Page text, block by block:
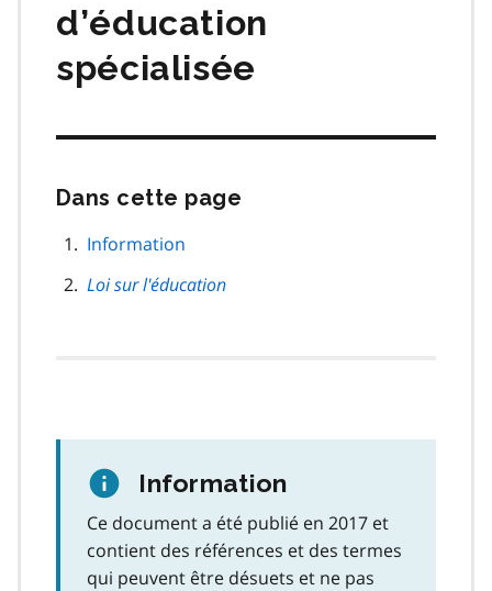
d’éducation
spécialisée
Dans cette page
Information
Loi sur l'éducation
Information
Ce document a été publié en 2017 et
contient des références et des termes
qui peuvent être désuets et ne pas